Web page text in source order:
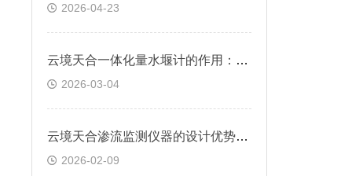
2026-04-23
云境天合一体化量水堰计的作用：支持分钟级数据采集，实时反映渗流动态
2026-03-04
云境天合渗流监测仪器的设计优势：外壳材质采用304不锈钢，防护等级IP67
2026-02-09